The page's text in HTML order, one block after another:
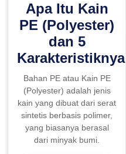
Apa Itu Kain
PE (Polyester)
dan 5
Karakteristiknya
Bahan PE atau Kain PE
(Polyester) adalah jenis
kain yang dibuat dari serat
sintetis berbasis polimer,
yang biasanya berasal
dari minyak bumi.